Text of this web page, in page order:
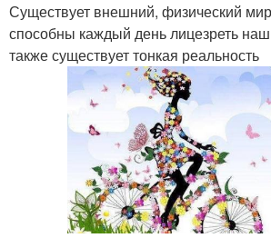
Существует внешний, физический
способны каждый день лицезреть
также существует тонкая реальность